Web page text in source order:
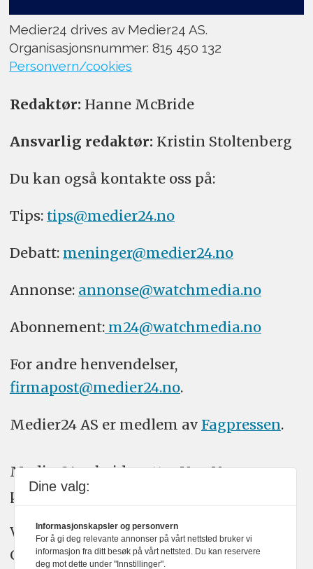
Medier24 drives av Medier24 AS.
Organisasjonsnummer: 815 450 132
Personvern/cookies
Redaktør: Hanne McBride
Ansvarlig redaktør: Kristin Stoltenberg
Du kan også kontakte oss på:
Tips: tips@medier24.no
Debatt: meninger@medier24.no
Annonse: annonse@watchmedia.no
Abonnement:m24@watchmedia.no
For andre henvendelser,
firmapost@medier24.no.
Medier24 AS er medlem av Fagpressen.
Medier24 arbeider etter Vær Varsom-
plakatens regler for god presseskikk.
Vi bruker KI-verktøy som ChatGPT,
Claude, og Gemini i journalistikken vår.
Dine valg:
Informasjonskapsler og personvern
For å gi deg relevante annonser på vårt nettsted bruker vi
informasjon fra ditt besøk på vårt nettsted. Du kan reservere
deg mot dette under "Innstillinger".